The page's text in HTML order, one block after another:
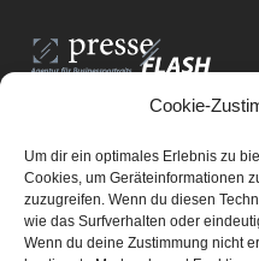
Cookie-
Um dir ein optimales Erlebnis zu
Cookies, um Geräteinformationen
zuzugreifen. Wenn du diesen
wie das Surfverhalten oder
Wenn du deine Zustimmung nicht
PresseFlash e.U.
8061 St. Radegund bei Graz
E-Mail-Adresse: